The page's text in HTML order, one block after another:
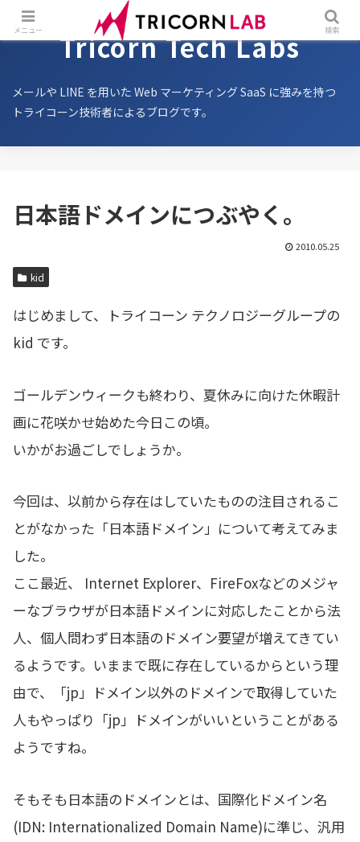
Tricorn Tech Labs
メールや LINE を用いた Web マーケティング SaaS に強みを持つ
トライコーン技術者によるブログです。
日本語ドメインにつぶやく。
2010.05.25
kid
はじめまして、トライコーン テクノロジーグループの
kid です。
ゴールデンウィークも終わり、夏休みに向けた休暇計
画に花咲かせ始めた今日この頃。
いかがお過ごしでしょうか。
今回は、以前から存在はしていたものの注目されるこ
とがなかった「日本語ドメイン」について考えてみま
した。
ここ最近、 Internet Explorer、FireFoxなどのメジャ
ーなブラウザが日本語ドメインに対応したことから法
人、個人問わず日本語のドメイン要望が増えてきてい
るようです。いままで既に存在しているからという理
由で、「jp」ドメイン以外のドメインで取得していた
人もやっぱり「jp」ドメインがいいということがある
ようですね。
そもそも日本語のドメインとは、国際化ドメイン名
(IDN: Internationalized Domain Name)に準じ、汎用
メニュー 検索